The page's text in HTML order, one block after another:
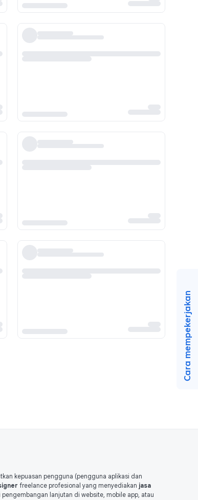
kepuasan pengguna (pengguna aplikasi dan
freelance profesional yang menyediakan jasa
pengembangan lanjutan di website, mobile app, atau
Cara mempekerjakan